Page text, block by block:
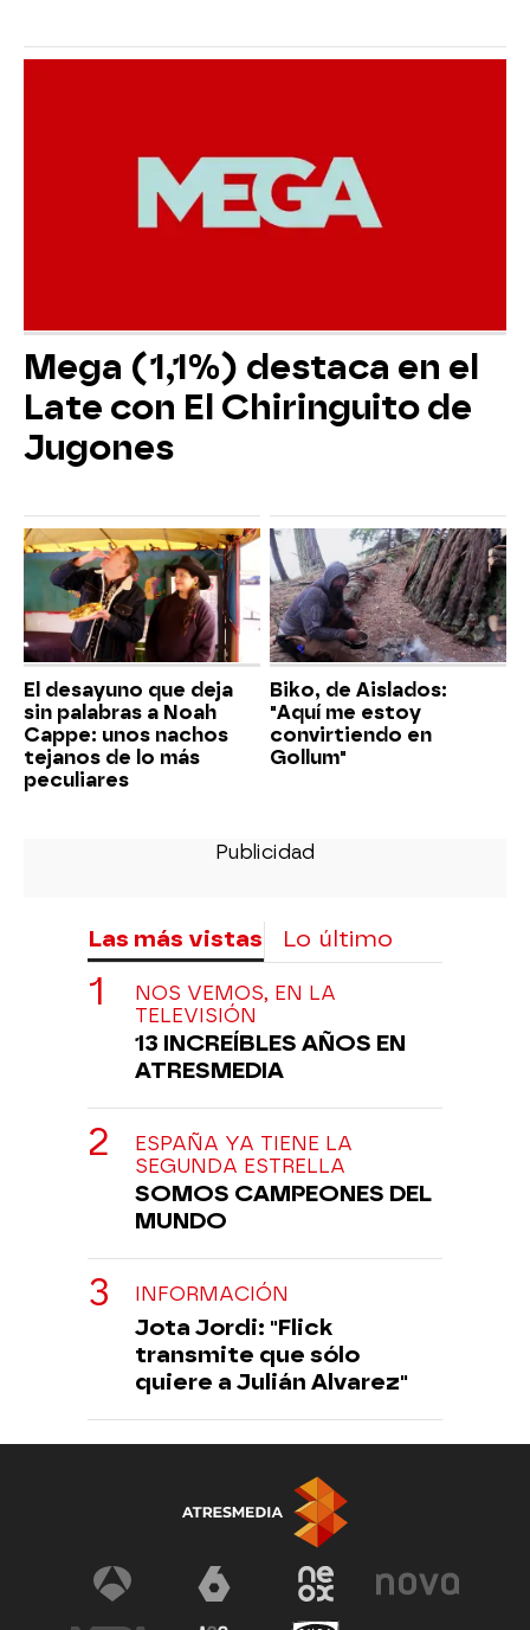
Mega (1,1%) destaca en el
Late con El Chiringuito de
Jugones
El desayuno que deja
sin palabras a Noah
Cappe: unos nachos
tejanos de lo más
peculiares
Biko, de Aislados:
"Aquí me estoy
convirtiendo en
Gollum"
Las más vistas Lo último
NOS VEMOS, EN LA
TELEVISIÓN
13 INCREÍBLES AÑOS EN
ATRESMEDIA
ESPAÑA YA TIENE LA
SEGUNDA ESTRELLA
SOMOS CAMPEONES DEL
MUNDO
INFORMACIÓN
Jota Jordi: "Flick
transmite que sólo
quiere a Julián Alvarez"